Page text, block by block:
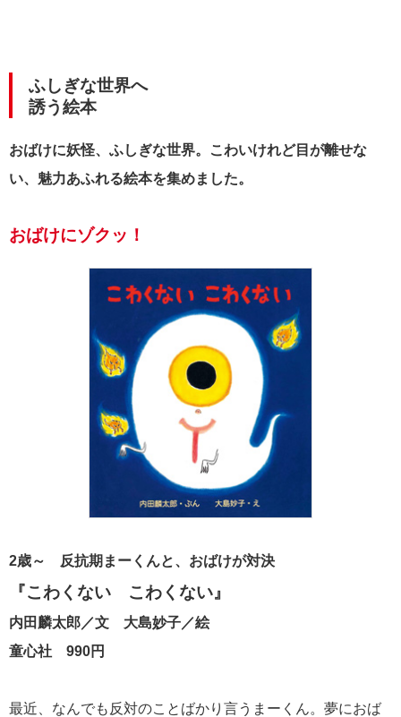
ふしぎな世界へ
誘う絵本
おばけに妖怪、ふしぎな世界。こわいけれど目が離せな
い、魅力あふれる絵本を集めました。
おばけにゾクッ！
2歳～ 反抗期まーくんと、おばけが対決
『こわくない こわくない』
内田麟太郎／文 大島妙子／絵
童心社 990円
最近、なんでも反対のことばかり言うまーくん。夢におば